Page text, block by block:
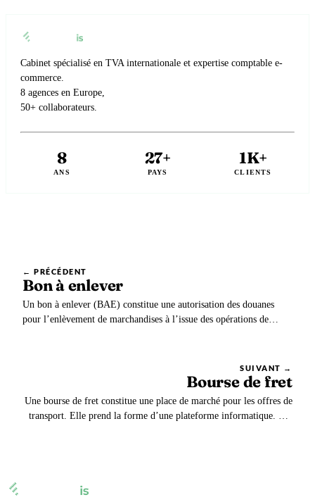
Cabinet spécialisé en TVA internationale et expertise comptable e-
commerce.
8 agences en Europe,
50+ collaborateurs.
8
ANS
27+
PAYS
1K+
CLIENTS
← PRÉCÉDENT
Bon à enlever
Un bon à enlever (BAE) constitue une autorisation des douanes
pour l’enlèvement de marchandises à l’issue des opérations de
SUIVANT →
Bourse de fret
Une bourse de fret constitue une place de marché pour les offres de
transport. Elle prend la forme d’une plateforme informatique. Les